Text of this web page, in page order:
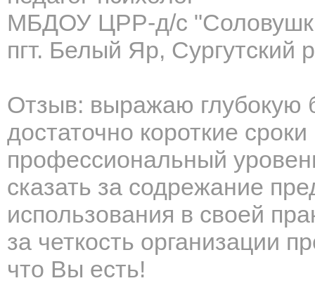
МБДОУ ЦРР-д/с
пгт. Белый Яр,
Отзыв: выражаю глубокую
достаточно короткие
профессиональный
сказать за содрежание
использования в своей
за четкость организации
что Вы есть!